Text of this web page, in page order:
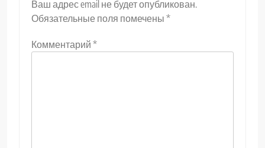
Ваш адрес email не будет опубликован.
Обязательные поля помечены *
Комментарий *